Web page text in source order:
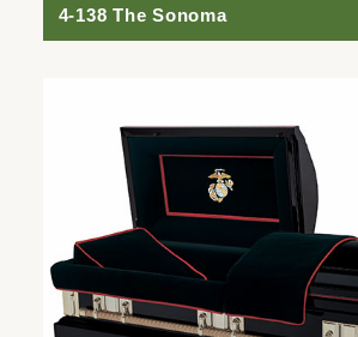
4-138 The Sonoma